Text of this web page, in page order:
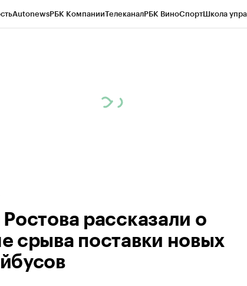
AutonewsРБК КомпанииТелеканалРБК ВиноСпортШкола
Ростова рассказали о
срыва поставки новых